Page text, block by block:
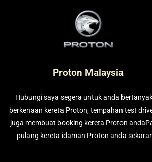
Proton Malaysia
Hubungi saya segera untuk anda
berkenaan kereta Proton, tempahan test
juga membuat booking kereta Proton
pulang kereta idaman Proton anda